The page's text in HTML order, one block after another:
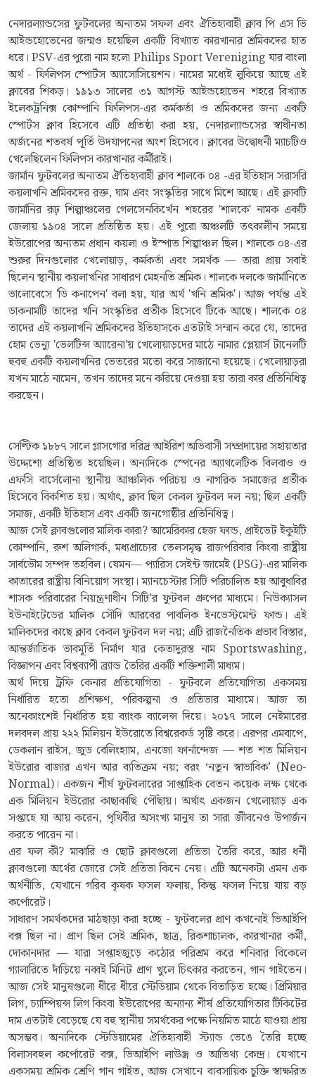
নেদারল্যান্ডসের ফুটবলের অন্যতম সফল এবং ঐতিহ্যবাহী ক্লাব পি এস ভি
আইন্ডহোভেনের জন্মও হয়েছিল একটি বিখ্যাত কারখানার শ্রমিকদের হাত
ধরে। PSV-এর পুরো নাম হলো Philips Sport Vereniging যার বাংলা
অর্থ - ফিলিপস স্পোর্টস অ্যাসোসিয়েশন। নামের মধ্যেই লুকিয়ে আছে এই
ক্লাবের শিকড়। ১৯১৩ সালের ৩১ আগস্ট আইন্ডহোভেন শহরে বিখ্যাত
ইলেকট্রনিক্স কোম্পানি ফিলিপস-এর কর্মকর্তা ও শ্রমিকদের জন্য একটি
স্পোর্টস ক্লাব হিসেবে এটি প্রতিষ্ঠা করা হয়, নেদারল্যান্ডসের স্বাধীনতা
অর্জনের শতবর্ষ পূর্তি উদযাপনের অংশ হিসেবে। ক্লাবের উদ্বোধনী ম্যাচটিও
খেলেছিলেন ফিলিপস কারখানার কর্মীরাই।
জার্মান ফুটবলের অন্যতম ঐতিহ্যবাহী ক্লাব শালকে ০৪ -এর ইতিহাস সরাসরি
কয়লাখনি শ্রমিকদের রক্ত, ঘাম এবং সংস্কৃতির সাথে মিশে আছে। এই ক্লাবটি
জার্মানির রূঢ় শিল্পাঞ্চলের গেলসেনকির্খেন শহরের 'শালকে' নামক একটি
জেলায় ১৯০৪ সালে প্রতিষ্ঠিত হয়। এই পুরো অঞ্চলটি তৎকালীন সময়ে
ইউরোপের অন্যতম প্রধান কয়লা ও ইস্পাত শিল্পাঞ্চল ছিল। শালকে ০৪-এর
শুরুর দিনগুলোর খেলোয়াড়, কর্মকর্তা এবং সমর্থক — তারা প্রায় সবাই
ছিলেন স্থানীয় কয়লাখনির সাধারণ মেহনতি শ্রমিক। শালকে দলকে জার্মানিতে
ভালোবেসে 'ডি কনাপেন' বলা হয়, যার অর্থ 'খনি শ্রমিক'। আজ পর্যন্ত এই
ডাকনামটি তাদের খনি সংস্কৃতির প্রতীক হিসেবে টিকে আছে। শালকে ০৪
তাদের এই কয়লাখনি শ্রমিকদের ইতিহাসকে এতটাই সম্মান করে যে, তাদের
হোম ভেন্যু 'ভেলটিন্স অ্যারেনা'য় খেলোয়াড়দের মাঠে নামার প্লেয়ার্স টানেলটি
হুবহু একটি কয়লাখনির ভেতরের মতো করে সাজানো হয়েছে। খেলোয়াড়রা
যখন মাঠে নামেন, তখন তাদের মনে করিয়ে দেওয়া হয় তারা কার প্রতিনিধিত্ব
করছেন।
সেল্টিক ১৮৮৭ সালে গ্লাসগোর দরিদ্র আইরিশ অভিবাসী সম্প্রদায়ের সহায়তার
উদ্দেশ্যে প্রতিষ্ঠিত হয়েছিল। অন্যদিকে স্পেনের অ্যাথলেটিক বিলবাও ও
এফসি বার্সেলোনা স্থানীয় আঞ্চলিক পরিচয় ও নাগরিক সমাজের প্রতীক
হিসেবে বিকশিত হয়। অর্থাৎ, ক্লাব ছিল কেবল ফুটবল দল নয়; ছিল একটি
সমাজ, একটি ইতিহাস এবং একটি জনগোষ্ঠীর প্রতিনিধিত্ব।
আজ সেই ক্লাবগুলোর মালিক কারা? আমেরিকার হেজ ফান্ড, প্রাইভেট ইকুইটি
কোম্পানি, রুশ অলিগার্ক, মধ্যপ্রাচ্যের তেলসমৃদ্ধ রাজপরিবার কিংবা রাষ্ট্রীয়
সার্বভৌম সম্পদ তহবিল। যেমন— প্যারিস সেইন্ট জার্মেই (PSG)-এর মালিক
কাতারের রাষ্ট্রীয় বিনিয়োগ সংস্থা। ম্যানচেস্টার সিটি পরিচালিত হয় আবুধাবির
শাসক পরিবারের নিয়ন্ত্রণাধীন সিটি’র ফুটবল গ্রুপের মাধ্যমে। নিউক্যাসল
ইউনাইটেডের মালিক সৌদি আরবের পাবলিক ইনভেস্টমেন্ট ফান্ড। এই
মালিকদের কাছে ক্লাব কেবল ফুটবল দল নয়; এটি রাজনৈতিক প্রভাব বিস্তার,
আন্তর্জাতিক ভাবমূর্তি নির্মাণ যার কেতাদুরস্ত নাম Sportswashing,
বিজ্ঞাপন এবং বিশ্বব্যাপী ব্র্যান্ড তৈরির একটি শক্তিশালী মাধ্যম।
অর্থ দিয়ে ট্রফি কেনার প্রতিযোগিতা - ফুটবলে প্রতিযোগিতা একসময়
নির্ধারিত হতো প্রশিক্ষণ, পরিকল্পনা ও প্রতিভার মাধ্যমে। আজ তা
অনেকাংশেই নির্ধারিত হয় ব্যাংক ব্যালেন্স দিয়ে। ২০১৭ সালে নেইমারের
দলবদল প্রায় ২২২ মিলিয়ন ইউরোতে বিশ্বরেকর্ড সৃষ্টি করে। এরপর এমবাপে,
ডেকলান রাইস, জুড বেলিংহ্যাম, এনজো ফার্নান্দেজ — শত শত মিলিয়ন
ইউরোর বাজার এখন আর ব্যতিক্রম নয়; বরং ‘নতুন স্বাভাবিক’ (Neo-
Normal)। একজন শীর্ষ ফুটবলারের সাপ্তাহিক বেতন কয়েক লক্ষ থেকে
এক মিলিয়ন ইউরোর কাছাকাছি পৌঁছায়। অর্থাৎ একজন খেলোয়াড় এক
সপ্তাহে যা আয় করেন, পৃথিবীর অসংখ্য মানুষ তা সারা জীবনেও উপার্জন
করতে পারেন না।
এর ফল কী? মাঝারি ও ছোট ক্লাবগুলো প্রতিভা তৈরি করে, আর ধনী
ক্লাবগুলো অর্থের জোরে সেই প্রতিভা কিনে নেয়। এটি অনেকটা এমন এক
অর্থনীতি, যেখানে গরিব কৃষক ফসল ফলায়, কিন্তু ফসল নিয়ে যায় বড়
কর্পোরেট।
সাধারণ সমর্থকদের মাঠছাড়া করা হচ্ছে - ফুটবলের প্রাণ কখনোই ভিআইপি
বক্স ছিল না। প্রাণ ছিল সেই শ্রমিক, ছাত্র, রিকশাচালক, কারখানার কর্মী,
দোকানদার — যারা সপ্তাহজুড়ে কঠোর পরিশ্রম করে শনিবার বিকেলে
গ্যালারিতে দাঁড়িয়ে নব্বই মিনিট প্রাণ খুলে চিৎকার করতেন, গান গাইতেন।
আজ সেই মানুষগুলো ধীরে ধীরে স্টেডিয়াম থেকে বিতাড়িত হচ্ছে। প্রিমিয়ার
লিগ, চ্যাম্পিয়ন্স লিগ কিংবা ইউরোপের অন্যান্য শীর্ষ প্রতিযোগিতার টিকিটের
দাম এতটাই বেড়েছে যে বহু স্থানীয় সমর্থকের পক্ষে নিয়মিত মাঠে যাওয়া প্রায়
অসম্ভব। অন্যদিকে স্টেডিয়ামের ঐতিহ্যবাহী স্ট্যান্ড ভেঙে তৈরি হচ্ছে
বিলাসবহুল কর্পোরেট বক্স, ভিআইপি লাউঞ্জ ও আতিথ্য কেন্দ্র। যেখানে
একসময় শ্রমিক শ্রেণি গান গাইত, আজ সেখানে ব্যবসায়িক চুক্তি স্বাক্ষরিত